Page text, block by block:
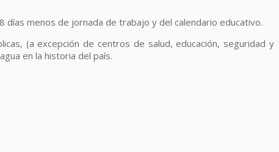
menos de jornada de trabajo y del calendario educativo.
(a excepción de centros de salud, educación, seguridad y
en la historia del país.